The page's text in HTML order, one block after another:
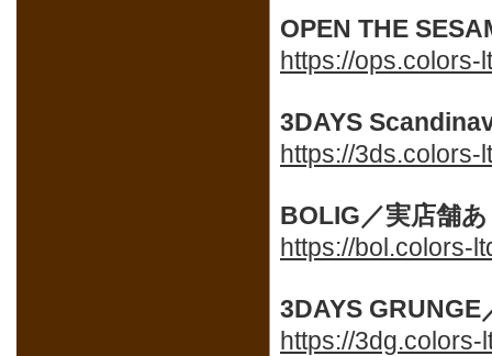
OPEN THE
https://ops.colors-
3DAYS
https://3ds.colors-
BOLIG／実店舗
https://bol.colors-
3DAYS GRUNGE
https://